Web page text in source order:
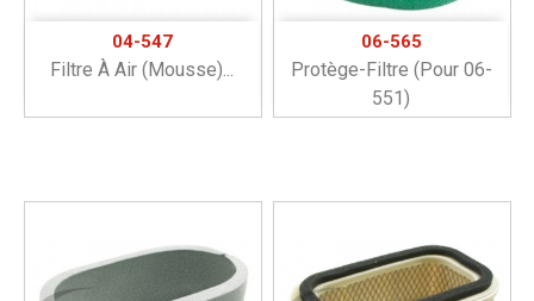
04-547
Filtre À Air (mousse)...
06-565
Protège-Filtre (pour 06-
551)